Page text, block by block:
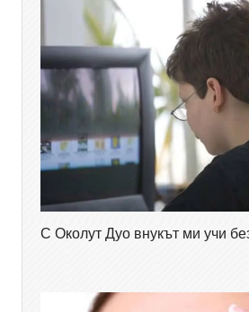
С Околут Дуо внукът ми учи